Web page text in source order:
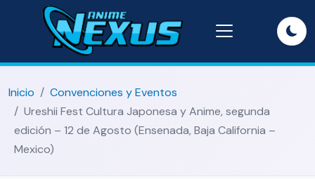
Inicio
Convenciones y Eventos
Ureshii Fest Cultura Japonesa y Anime, segunda
edición – 12 de Agosto (Ensenada, Baja California –
Mexico)